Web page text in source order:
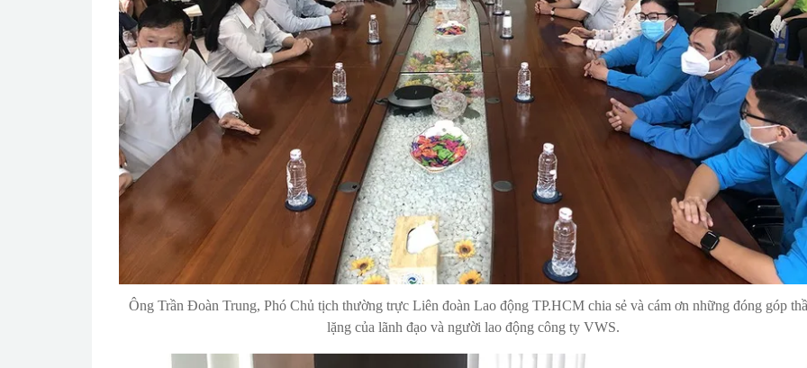
Ông Trần Đoàn Trung, Phó Chủ tịch thường trực Liên đoàn Lao động TP.HCM chia sẻ và cám ơn những đóng góp
lặng của lãnh đạo và người lao động công ty VWS.